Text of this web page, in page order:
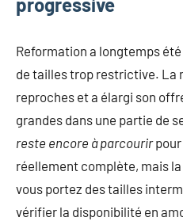
progressive
Reformation a longtemps
de tailles trop restrictive. La
reproches et a élargi son
grandes dans une partie de
reste encore à parcourirpour
réellement complète, mais
vous portez des tailles
vérifier la disponibilité en